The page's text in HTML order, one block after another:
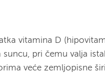
vitamina D
suncu, pri čemu valja
veće zemljopisne